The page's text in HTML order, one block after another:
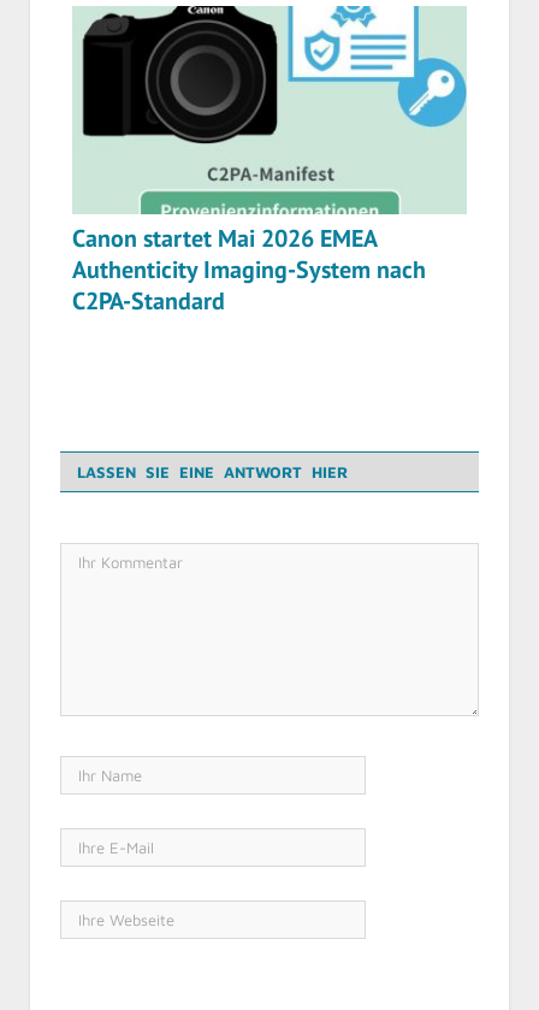
Canon startet Mai 2026 EMEA
Authenticity Imaging-System nach
C2PA-Standard
LASSEN SIE EINE ANTWORT HIER